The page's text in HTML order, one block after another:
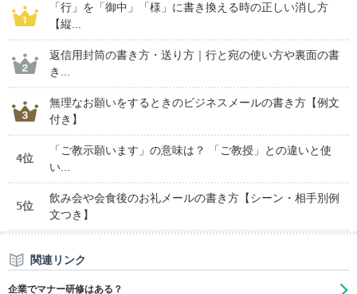
「行」を「御中」「様」に書き換える時の正しい消し方
【縦...
返信用封筒の書き方・送り方｜行と宛の使い方や裏面の書
き...
無理なお願いをするときのビジネスメールの書き方【例文
付き】
4位
「ご教示願います」の意味は？ 「ご教授」との違いと使
い...
5位
飲み会や会食後のお礼メールの書き方【シーン・相手別例
文つき】
関連リンク
企業でマナー研修はある？